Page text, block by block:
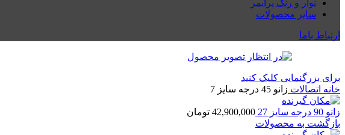
نوار و رنگ پرایمر
سایر محصولات
ارتباط باما
برای بزرگنمایی کلیک کنید
خانه اتصالات زانو 45 درجه سایز 7
زانو 90 درجه سایز 27 42,900,000 تومان
بازگشت به محصولات